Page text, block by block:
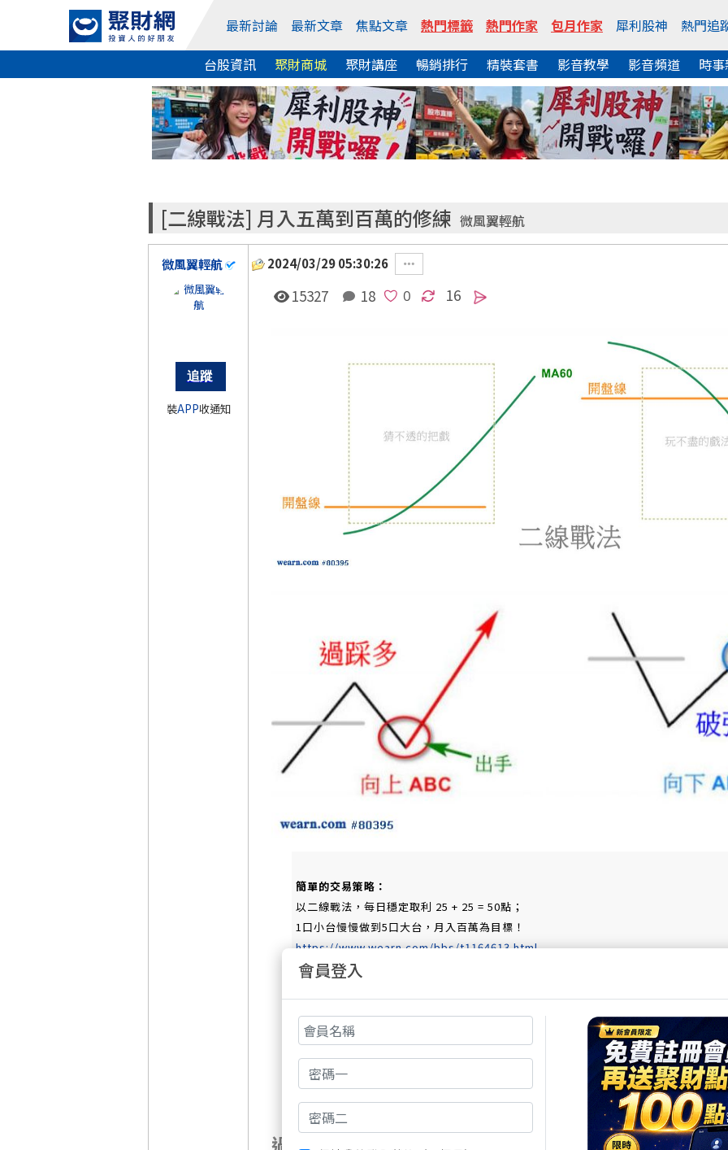
最新討論 最新文章 焦點文章 熱門標籤 熱門作家 包月作家 犀利股神
熱門追
台股資訊
聚財商城 聚財講座 暢銷排行 精裝套書 影音教學 影音頻道 時
[二線戰法] 月入五萬到百萬的修練 微風翼輕航
微風翼輕航
裝APP收通知
2024/03/29 05:30:26
15327 18 16
簡單的交易策略：
以二線戰法，每日穩定取利 25 + 25 = 50點；
1口小台慢慢做到5口大台，月入百萬為目標！
https://www.wearn.com/bbs/t1164613.html
二次25點
1口小台 -> 5口大台
知道不難，做到不易。
會員登入